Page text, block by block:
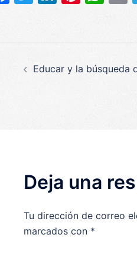
Navegación
Educar y la búsqueda
Deja una
Tu dirección de correo
marcados con *